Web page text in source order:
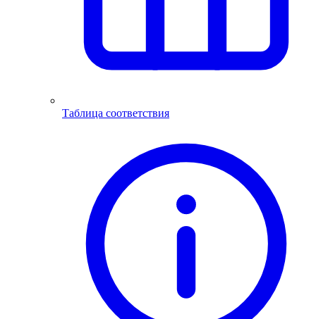
Таблица соответствия